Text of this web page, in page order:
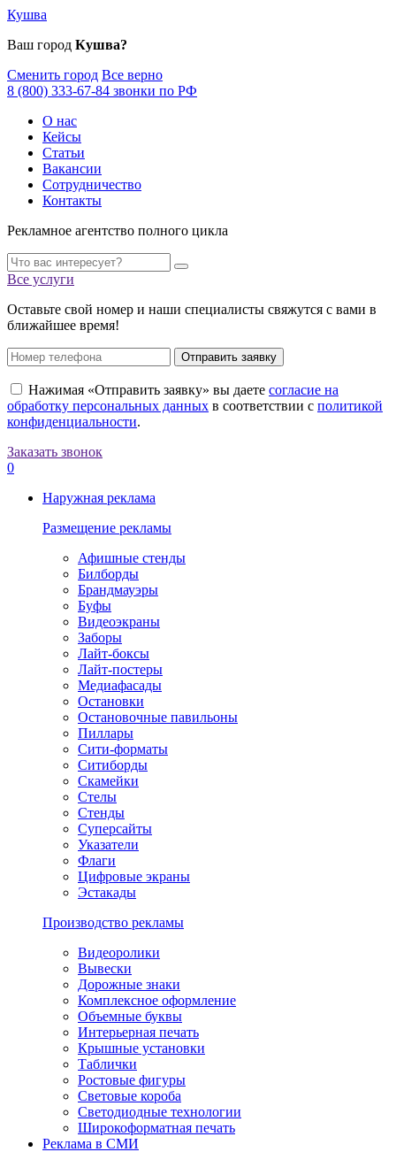
Кушва
Ваш город Кушва?
Сменить город Все верно
8 (800) 333-67-84 звонки по РФ
О нас
Кейсы
Статьи
Вакансии
Сотрудничество
Контакты
Рекламное агентство полного цикла
Все услуги
Оставьте свой номер и наши специалисты свяжутся с вами в
ближайшее время!
Отправить заявку
Нажимая «Отправить заявку» вы даете согласие на
обработку персональных данных в соответствии с политикой
конфиденциальности.
Заказать звонок
0
Наружная реклама
Размещение рекламы
Афишные стенды
Билборды
Брандмауэры
Буфы
Видеоэкраны
Заборы
Лайт-боксы
Лайт-постеры
Медиафасады
Остановки
Остановочные павильоны
Пиллары
Сити-форматы
Ситиборды
Скамейки
Стелы
Стенды
Суперсайты
Указатели
Флаги
Цифровые экраны
Эстакады
Производство рекламы
Видеоролики
Вывески
Дорожные знаки
Комплексное оформление
Объемные буквы
Интерьерная печать
Крышные установки
Таблички
Ростовые фигуры
Световые короба
Светодиодные технологии
Широкоформатная печать
Реклама в СМИ